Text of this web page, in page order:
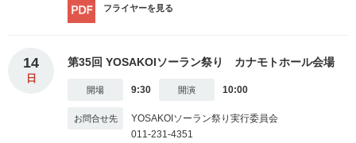
フライヤーを見る
14
日
第35回 YOSAKOIソーラン祭り カナモトホール会場
9:30 10:00
YOSAKOIソーラン祭り実行委員会
011-231-4351